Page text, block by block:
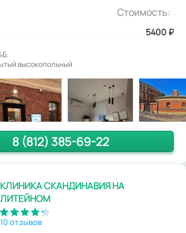
Стоимость:
5400 ₽
высокопольный
8 (812) 385-69-22
КЛИНИКА СКАНДИНАВИЯ НА
ЛИТЕЙНОМ
10 отзывов